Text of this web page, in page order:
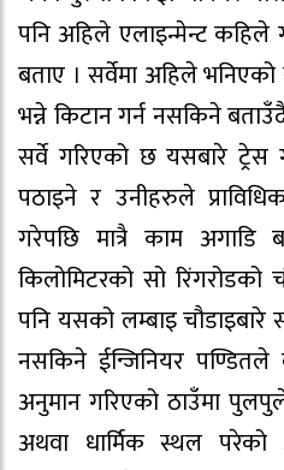
पनि अहिले एलाइन्मेन्ट कहिले
बताए । सर्वेमा अहिले भनिएको
भन्ने किटान गर्न नसकिने
सर्वे गरिएको छ यसबारे ट्रेस
पठाइने र उनीहरुले
गरेपछि मात्रै काम अगाडि
किलोमिटरको सो
पनि यसको लम्बाइ
नसकिने ईन्जिनियर
अनुमान गरिएको ठाउँमा
अथवा धार्मिक स्थल परेको